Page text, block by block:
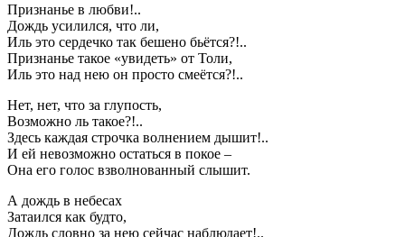
Признанье в любви!..
Дождь усилился, что ли,
Иль это сердечко так бешено бьётся?!..
Признанье такое «увидеть» от Толи,
Иль это над нею он просто смеётся?!..
Нет, нет, что за глупость,
Возможно ль такое?!..
Здесь каждая строчка волнением дышит!..
И ей невозможно остаться в покое –
Она его голос взволнованный слышит.
А дождь в небесах
Затаился как будто,
Дождь словно за нею сейчас наблюдает!..